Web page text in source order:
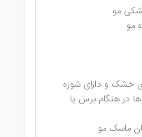
مو
مو
خشک و دارای شوره
در هنگام برس یا
ماسک مو